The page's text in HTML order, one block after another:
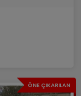
ÖNE ÇIKARILAN